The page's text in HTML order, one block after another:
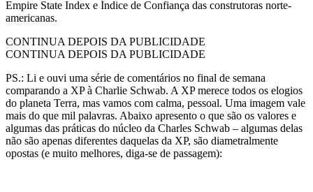
Empire State Index e Índice de Confiança das construtoras norte-
americanas.
CONTINUA DEPOIS DA PUBLICIDADE
CONTINUA DEPOIS DA PUBLICIDADE
PS.: Li e ouvi uma série de comentários no final de semana
comparando a XP à Charlie Schwab. A XP merece todos os elogios
do planeta Terra, mas vamos com calma, pessoal. Uma imagem vale
mais do que mil palavras. Abaixo apresento o que são os valores e
algumas das práticas do núcleo da Charles Schwab – algumas delas
não são apenas diferentes daquelas da XP, são diametralmente
opostas (e muito melhores, diga-se de passagem):